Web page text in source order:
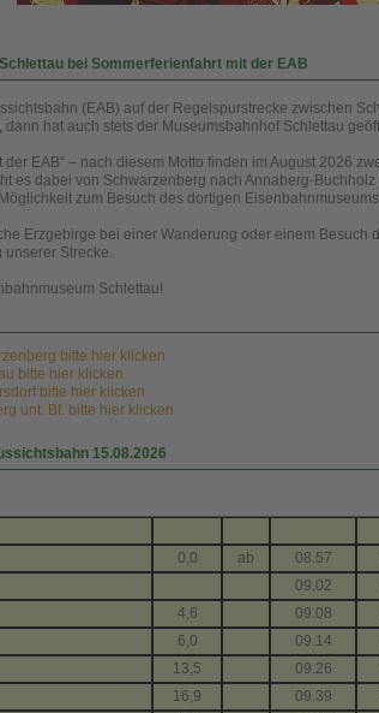
bei Sommerferienfahrt mit der EAB
(EAB) auf der Regelspurstrecke zwischen
hat auch stets der Museumsbahnhof Schlettau
der EAB“ – nach diesem Motto finden im August 2026
es dabei von Schwarzenberg nach Annaberg-
zum Besuch des dortigen Eisenbahnmuseums.
Erzgebirge bei einer Wanderung oder einem Besuch
Strecke.
Schlettau!
bitte hier klicken
bitte hier klicken
bitte hier klicken
unt. Bf. bitte hier klicken
15.08.2026
0,0 ab 08.57
09.02
4,6 09.08
6,0 09.14
13,5 09.26
16,9 09.39